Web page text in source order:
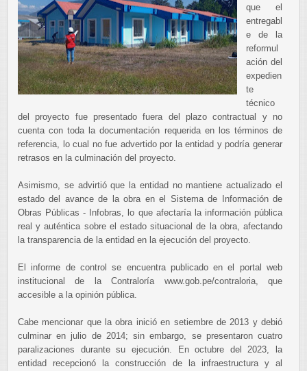
que el
entregabl
e de la
reformul
ación del
expedien
te
técnico
del proyecto fue presentado fuera del plazo contractual y no
cuenta con toda la documentación requerida en los términos de
referencia, lo cual no fue advertido por la entidad y podría generar
retrasos en la culminación del proyecto.
Asimismo, se advirtió que la entidad no mantiene actualizado el
estado del avance de la obra en el Sistema de Información de
Obras Públicas - Infobras, lo que afectaría la información pública
real y auténtica sobre el estado situacional de la obra, afectando
la transparencia de la entidad en la ejecución del proyecto.
El informe de control se encuentra publicado en el portal web
institucional de la Contraloría www.gob.pe/contraloria, que
accesible a la opinión pública.
Cabe mencionar que la obra inició en setiembre de 2013 y debió
culminar en julio de 2014; sin embargo, se presentaron cuatro
paralizaciones durante su ejecución. En octubre del 2023, la
entidad recepcionó la construcción de la infraestructura y al